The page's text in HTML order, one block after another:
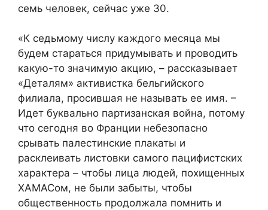
семь человек, сейчас уже 30.
«К седьмому числу каждого месяца мы
будем стараться придумывать и проводить
какую-то значимую акцию, – рассказывает
«Деталям» активистка бельгийского
филиала, просившая не называть ее имя. –
Идет буквально партизанская война, потому
что сегодня во Франции небезопасно
срывать палестинские плакаты и
расклеивать листовки самого пацифистских
характера – чтобы лица людей, похищенных
ХАМАСом, не были забыты, чтобы
общественность продолжала помнить и